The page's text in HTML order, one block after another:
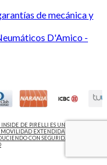
de mecánica y
D'Amico -
DE PIRELLI ES UN
EXTENDIDA QUE
CON SEGURIDAD